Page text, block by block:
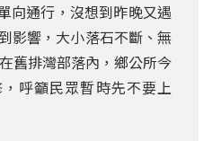
向通行，沒想到昨晚又遇
影響，大小落石不斷、無
舊排灣部落內，鄉公所今
呼籲民眾暫時先不要上